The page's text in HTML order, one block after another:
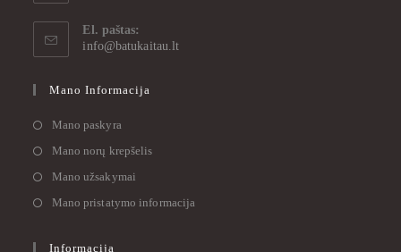
El. paštas:
info@batukaitau.lt
Mano Informacija
Mano paskyra
Mano norų krepšelis
Mano užsakymai
Mano pristatymo informacija
Informacija